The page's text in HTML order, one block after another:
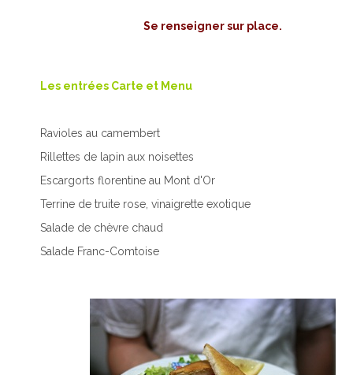
Se renseigner sur place.
Les entrées Carte et Menu
Ravioles au camembert
Rillettes de lapin aux noisettes
Escargorts florentine au Mont d'Or
Terrine de truite rose, vinaigrette exotique
Salade de chèvre chaud
Salade Franc-Comtoise